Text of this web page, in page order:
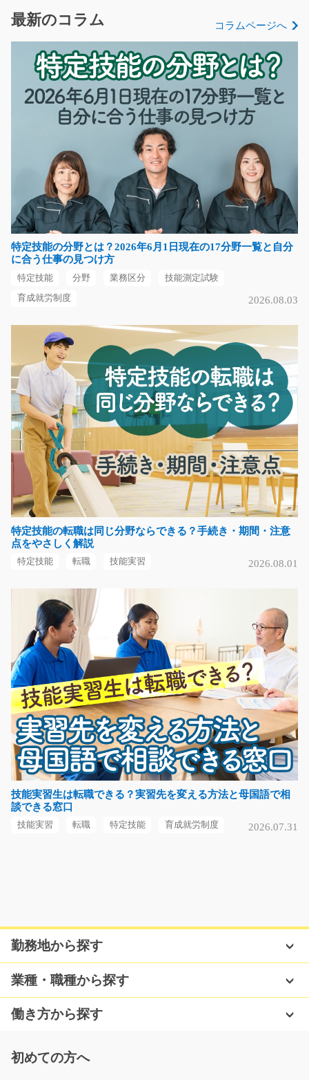
空調完備！！大手企業でのバリ取り･梱包作業♪カンタン
長期（3ヶ月以上）
時給1300円～時給1625円
岐阜県可児市
気になる
フォークを使った物流倉庫への入出庫/y02_00697
急募
【月給24万以上可！！】カウンターフォークを使った物
流倉庫への入出庫作…
長期（3ヶ月以上）
時給1500円～
群馬県利根郡昭和村
【話題の】半導体製造装置にハーネスの取付/t03_
00586
話題の半導体業界のお仕事！！工場内で半導体製造装置
へハーネスの取り付…
長期（3ヶ月以上）
時給1150円～
熊本県熊本市北区
気になる
リフトで出荷準備/g01_01650
カウンターリフトで建築資材の出荷準備♪倉庫で加工され
た建築資材を出荷場…
長期（3ヶ月以上）
時給1350円
岐阜県美濃加茂市
気になる
機械のリサイクル作業/分解組立/y02_01513
急募
【藤岡×パソコンリサイクル】 工場未経験の方もOK！ ノ
ートパソコンや…
長期（3ヶ月以上）
合皮とウレタンの接着作業/y11_00455
担当者オススメ(^^♪駅チカ案件☆自動車シートに使われ
る合皮とウレタンの貼…
長期（3ヶ月以上）
長野県上伊那郡箕輪町
最新のコラム コラムページへ
特定技能の分野とは？2026年6月1日現在の17分野一覧と自分
に合う仕事の見つけ方
特定技能 分野 業務区分 技能測定試験
育成就労制度 2026.08.03
特定技能の転職は同じ分野ならできる？手続き・期間・注意
点をやさしく解説
特定技能 転職 技能実習 2026.08.01
技能実習生は転職できる？実習先を変える方法と母国語で相
談できる窓口
技能実習 転職 特定技能 育成就労制度 2026.07.31
勤務地から探す
業種・職種から探す
働き方から探す
初めての方へ